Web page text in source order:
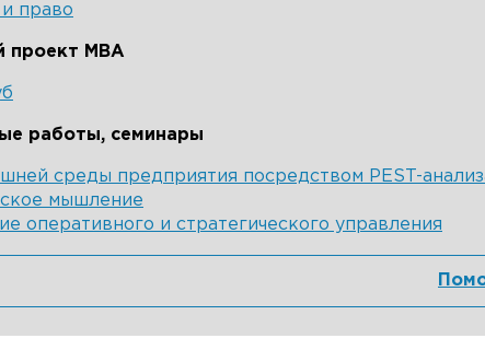
право
проект MBA
работы, семинары
среды предприятия посредством PEST-
мышление
оперативного и стратегического управления